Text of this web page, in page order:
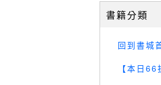
書籍分類
回到書城
【本日66